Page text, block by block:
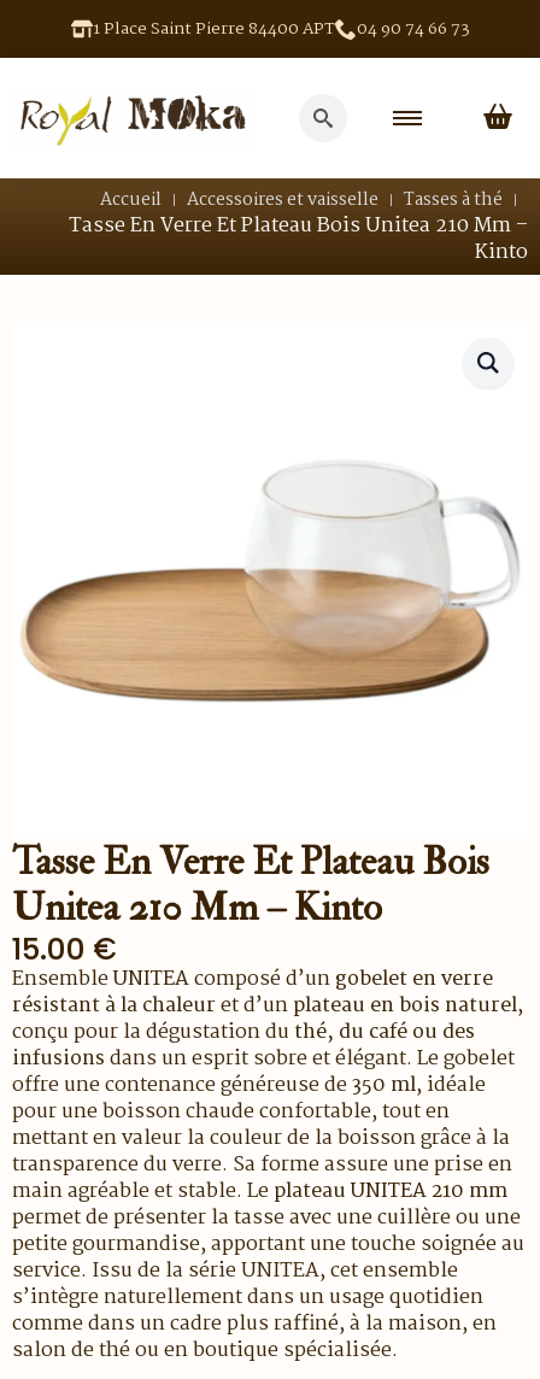
1 Place Saint Pierre 84400 APT 04 90 74 66 73
for:
Accueil Accessoires et vaisselle Tasses à thé
Tasse En Verre Et Plateau Bois Unitea 210 Mm –
Kinto
Tasse En Verre Et Plateau Bois
Unitea 210 Mm – Kinto
15.00 €
EnsembleUNITEAcomposé d’ungobelet en verre
résistant à la chaleuret d’unplateau en bois naturel,
conçu pour la dégustation duthé, du café ou des
infusionsdans un esprit sobre et élégant. Le gobelet
offre une contenance généreuse de350 ml, idéale
pour une boisson chaude confortable, tout en
mettant en valeur la couleur de la boisson grâce à la
transparence du verre. Sa forme assure une prise en
main agréable et stable. Leplateau UNITEA 210 mm
permet de présenter la tasse avec une cuillère ou une
petite gourmandise, apportant une touche soignée au
service. Issu de la série UNITEA, cet ensemble
s’intègre naturellement dans un usage quotidien
comme dans un cadre plus raffiné, à la maison, en
salon de thé ou en boutique spécialisée.